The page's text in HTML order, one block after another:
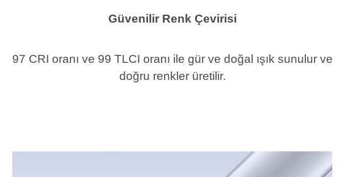
Güvenilir Renk Çevirisi
97 CRI oranı ve 99 TLCI oranı ile gür ve doğal ışık sunulur ve
doğru renkler üretilir.